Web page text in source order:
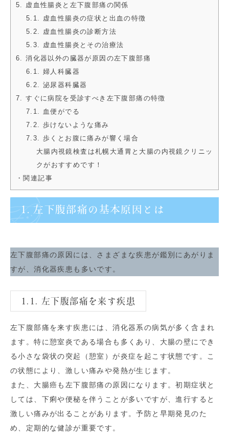
5. 虚血性腸炎と左下腹部痛の関係
5.1. 虚血性腸炎の症状と出血の特徴
5.2. 虚血性腸炎の診断方法
5.3. 虚血性腸炎とその治療法
6. 消化器以外の臓器が原因の左下腹部痛
6.1. 婦人科臓器
6.2. 泌尿器科臓器
7. すぐに病院を受診すべき左下腹部痛の特徴
7.1. 血便がでる
7.2. 歩けないような痛み
7.3. 歩くとお腹に痛みが響く場合
大腸内視鏡検査は札幌大通胃と大腸の内視鏡クリニッ
クがおすすめです！
・関連記事
1. 左下腹部痛の基本原因とは
左下腹部痛の原因には、さまざまな疾患が鑑別にあがりま
すが、消化器疾患も多いです。
1.1. 左下腹部痛を来す疾患
左下腹部痛を来す疾患には、消化器系の病気が多く含まれ
ます。特に憩室炎である場合も多くあり、大腸の壁にでき
る小さな袋状の突起（憩室）が炎症を起こす状態です。こ
の状態により、激しい痛みや発熱が生じます。
また、大腸癌も左下腹部痛の原因になります。初期症状と
しては、下痢や便秘を伴うことが多いですが、進行すると
激しい痛みが出ることがあります。予防と早期発見のた
め、定期的な健診が重要です。